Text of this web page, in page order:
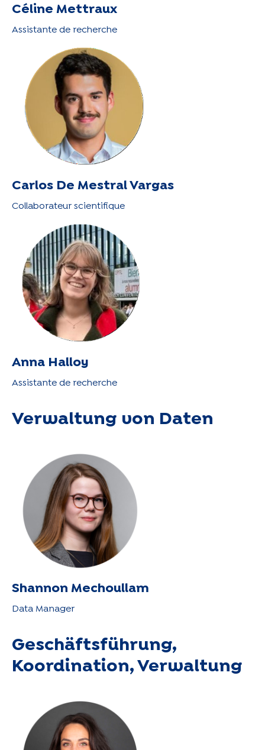
Céline Mettraux
Assistante de recherche
Carlos De Mestral Vargas
Collaborateur scientifique
Anna Halloy
Assistante de recherche
Verwaltung von Daten
Shannon Mechoullam
Data Manager
Geschäftsführung,
Koordination, Verwaltung